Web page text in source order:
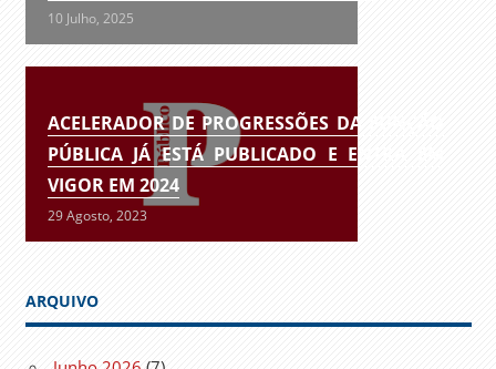
10 Julho, 2025
ACELERADOR DE PROGRESSÕES DA FUNÇÃO
PÚBLICA JÁ ESTÁ PUBLICADO E ENTRA EM
VIGOR EM 2024
29 Agosto, 2023
ARQUIVO